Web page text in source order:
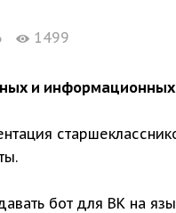
1499
и
бот для ВК на